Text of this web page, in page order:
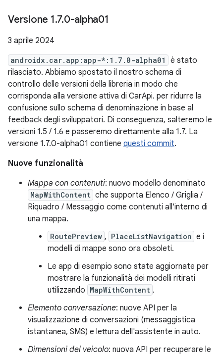
Versione 1.7.0-alpha01
3 aprile 2024
androidx.car.app:app-*:1.7.0-alpha01
è stato
rilasciato. Abbiamo spostato il nostro schema di
controllo delle versioni della libreria in modo che
corrisponda alla versione attiva di CarApi. per ridurre la
confusione sullo schema di denominazione in base al
feedback degli sviluppatori. Di conseguenza, salteremo le
versioni 1.5 / 1.6 e passeremo direttamente alla 1.7. La
versione 1.7.0-alpha01 contiene questi commit.
Nuove funzionalità
Mappa con contenuti: nuovo modello denominato
MapWithContent che supporta Elenco / Griglia /
Riquadro / Messaggio come contenuti all'interno di
una mappa.
RoutePreview , PlaceListNavigation e i
modelli di mappe sono ora obsoleti.
Le app di esempio sono state aggiornate per
mostrare la funzionalità dei modelli ritirati
utilizzando MapWithContent .
Elemento conversazione: nuove API per la
visualizzazione di conversazioni (messaggistica
istantanea, SMS) e lettura dell'assistente in auto.
Dimensioni del veicolo: nuova API per recuperare le